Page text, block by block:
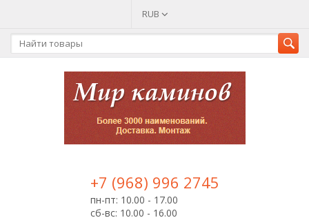
RUB
+7 (968) 996 2745
пн-пт: 10.00 - 17.00
сб-вс: 10.00 - 16.00